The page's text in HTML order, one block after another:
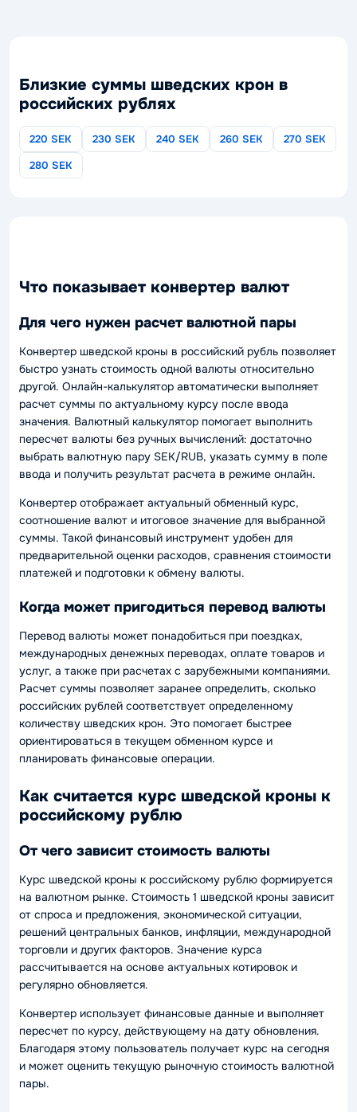
Близкие суммы шведских крон в
российских рублях
220 SEK 230 SEK 240 SEK 260 SEK
270 SEK
280 SEK
Что показывает конвертер валют
Для чего нужен расчет валютной пары
Конвертер шведской кроны в российский рубль позволяет
быстро узнать стоимость одной валюты относительно
другой. Онлайн-калькулятор автоматически выполняет
расчет суммы по актуальному курсу после ввода
значения. Валютный калькулятор помогает выполнить
пересчет валюты без ручных вычислений: достаточно
выбрать валютную пару SEK/RUB, указать сумму в поле
ввода и получить результат расчета в режиме онлайн.
Конвертер отображает актуальный обменный курс,
соотношение валют и итоговое значение для выбранной
суммы. Такой финансовый инструмент удобен для
предварительной оценки расходов, сравнения стоимости
платежей и подготовки к обмену валюты.
Когда может пригодиться перевод валюты
Перевод валюты может понадобиться при поездках,
международных денежных переводах, оплате товаров и
услуг, а также при расчетах с зарубежными компаниями.
Расчет суммы позволяет заранее определить, сколько
российских рублей соответствует определенному
количеству шведских крон. Это помогает быстрее
ориентироваться в текущем обменном курсе и
планировать финансовые операции.
Как считается курс шведской кроны к
российскому рублю
От чего зависит стоимость валюты
Курс шведской кроны к российскому рублю формируется
на валютном рынке. Стоимость 1 шведской кроны зависит
от спроса и предложения, экономической ситуации,
решений центральных банков, инфляции, международной
торговли и других факторов. Значение курса
рассчитывается на основе актуальных котировок и
регулярно обновляется.
Конвертер использует финансовые данные и выполняет
пересчет по курсу, действующему на дату обновления.
Благодаря этому пользователь получает курс на сегодня
и может оценить текущую рыночную стоимость валютной
пары.